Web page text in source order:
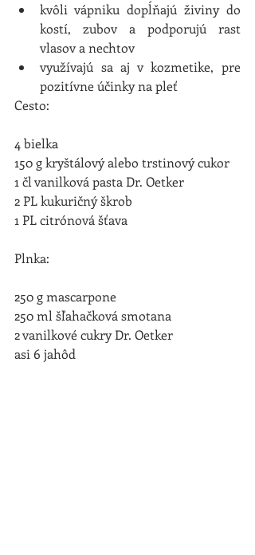
kvôli vápniku dopĺňajú živiny do
kostí, zubov a podporujú rast
vlasov a nechtov
využívajú sa aj v kozmetike, pre
pozitívne účinky na pleť
Cesto:
4 bielka
150 g kryštálový alebo trstinový cukor
1 čl vanilková pasta Dr. Oetker
2 PL kukuričný škrob
1 PL citrónová šťava
Plnka:
250 g mascarpone
250 ml šľahačková smotana
2 vanilkové cukry Dr. Oetker
asi 6 jahôd